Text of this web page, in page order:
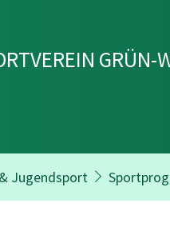
GRÜN-
Jugendsport